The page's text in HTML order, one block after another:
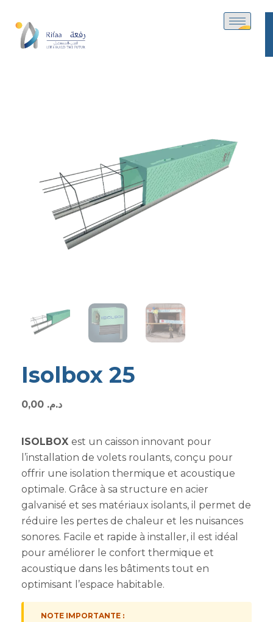
Isolbox 25
د.م.
ISOLBOX est un caisson innovant pour
l’installation de volets roulants, conçu pour
offrir une isolation thermique et acoustique
optimale. Grâce à sa structure en acier
galvanisé et ses matériaux isolants, il permet de
réduire les pertes de chaleur et les nuisances
sonores. Facile et rapide à installer, il est idéal
pour améliorer le confort thermique et
acoustique dans les bâtiments tout en
optimisant l’espace habitable.
NOTE IMPORTANTE :